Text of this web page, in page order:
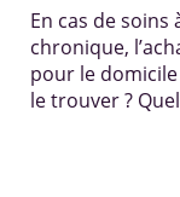
En cas de
chronique,
pour le
le trouver ?